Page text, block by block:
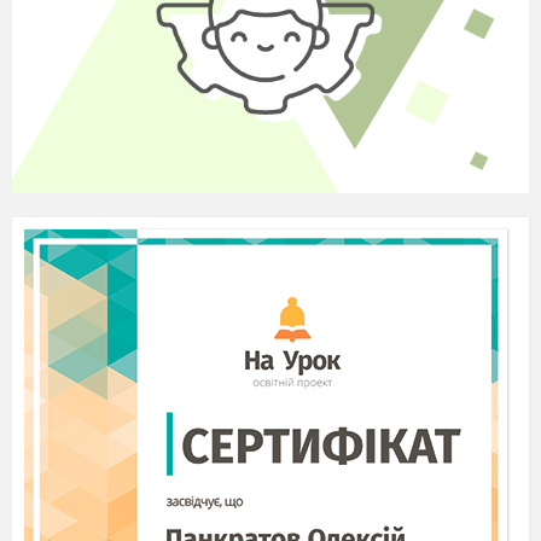
2.2 Створення проблемної ситуації.
Декламування вірша І. Жиленка “Весна і мама”.
2.3. Оголошення теми і мети уроку.
3.Вивчення нового матеріалу
3.1. Бесіда на тему уроку.
3.2. Бесіда за репродукціями картин.
4.Вступний інструктаж. Демонстрація
4.1.Поетапне зображення композиції вчителем.
4.2. Практична діяльність учнів.
4.3. Індивідуальна допомога
* Фізкультхвилинка
4.4. Оцінювання,коментування дитячих робіт.
5. Підсумок уроку.
5.1.Підсумкова бесіда.
5.2. Прощання з класом.
5.3. Прибирання робочих місць.